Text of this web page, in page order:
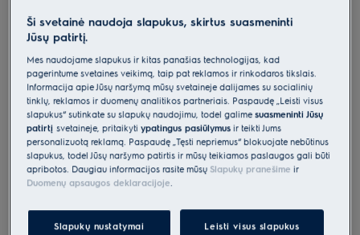
EW6F9492E
Skalbyklė 600 serija „SensiCare“ 9
kg
4.8 (15)
Gaminio informacijos lapas
Pagrindiniai privalumai
Didžiausias įmanomas skalbinių kiekis išskalbiamas per 45 minutes.
Su „FullWash45'" išskalbkite pilną būgną mišrių audinių 30 °C
„AI WashAssist“ sumažina laiko, vandens ir energijos sąnaudas iki
Ši svetainė naudoja slapukus, skirtus suasmeninti
Jūsų patirtį.
Mes naudojame slapukus ir kitas panašias technologijas, kad
pagerintume svetainės veikimą, taip pat reklamos ir rinkodaros tikslais.
Informacija apie Jūsų naršymą mūsų svetainėje dalijamės su socialinių
tinklų, reklamos ir duomenų analitikos partneriais. Paspaudę „Leisti visus
slapukus“ sutinkate su slapukų naudojimu, todėl galimesuasmeninti Jūsų
patirtįsvetainėje, pritaikytiypatingus pasiūlymus ir teikti Jums
personalizuotą reklamą. Paspaudę „Tęsti nepriėmus“ blokuojate nebūtinus
slapukus, todėl Jūsų naršymo patirtis ir mūsų teikiamos paslaugos gali būti
apribotos. Daugiau informacijos rasite mūsų Slapukų pranešime ir
Duomenų apsaugos deklaracijoje.
Slapukų nustatymai Leisti visus slapukus